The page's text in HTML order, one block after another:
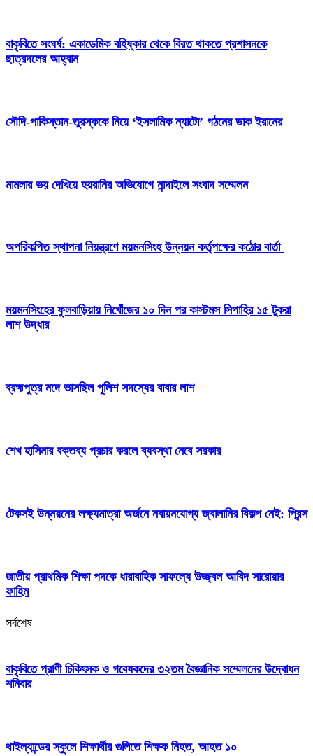
বাকৃবিতে সংঘর্ষ: একাডেমিক বহিষ্কার থেকে বিরত থাকতে প্রশাসনকে
ছাত্রদলের আহ্বান
সৌদি-পাকিস্তান-তুরস্ককে নিয়ে ‘ইসলামিক ন্যাটো’ গঠনের ডাক ইরানের
মামলার ভয় দেখিয়ে হয়রানির অভিযোগে নান্দাইলে সংবাদ সম্মেলন
অপরিকল্পিত স্থাপনা নিয়ন্ত্রণে ময়মনসিংহ উন্নয়ন কর্তৃপক্ষের কঠোর বার্তা
ময়মনসিংহের ফুলবাড়িয়ায় নিখোঁজের ১০ দিন পর কাস্টমস সিপাহির ১৫ টুকরা
লাশ উদ্ধার
ব্রহ্মপুত্র নদে ভাসছিল পুলিশ সদস্যের বাবার লাশ
শেখ হাসিনার বক্তব্য প্রচার করলে ব্যবস্থা নেবে সরকার
টেকসই উন্নয়নের লক্ষ্যমাত্রা অর্জনে নবায়নযোগ্য জ্বালানির বিকল্প নেই: প্রিন্স
জাতীয় প্রাথমিক শিক্ষা পদকে ধারাবাহিক সাফল্যে উজ্জ্বল আবিদ সারোয়ার
ফাহিম
সর্বশেষ
বাকৃবিতে প্রাণী চিকিৎসক ও গবেষকদের ৩২তম বৈজ্ঞানিক সম্মেলনের উদ্বোধন
শনিবার
থাইল্যান্ডের স্কুলে শিক্ষার্থীর গুলিতে শিক্ষক নিহত, আহত ১০